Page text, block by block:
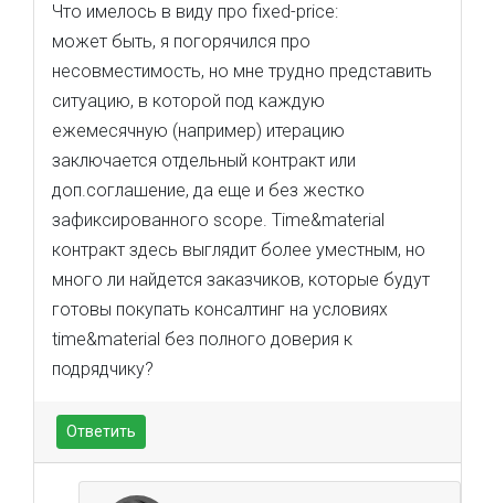
Что имелось в виду про fixed-price:
может быть, я погорячился про
несовместимость, но мне трудно представить
ситуацию, в которой под каждую
ежемесячную (например) итерацию
заключается отдельный контракт или
доп.соглашение, да еще и без жестко
зафиксированного scope. Time&material
контракт здесь выглядит более уместным, но
много ли найдется заказчиков, которые будут
готовы покупать консалтинг на условиях
time&material без полного доверия к
подрядчику?
Ответить